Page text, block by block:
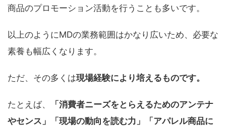
商品のプロモーション活動を行うことも多いです。
以上のようにMDの業務範囲はかなり広いため、必要な
素養も幅広くなります。
ただ、その多くは現場経験により培えるものです。
たとえば、
「消費者ニーズをとらえるためのアンテナ
やセンス」「現場の動向を読む力」「アパレル商品に